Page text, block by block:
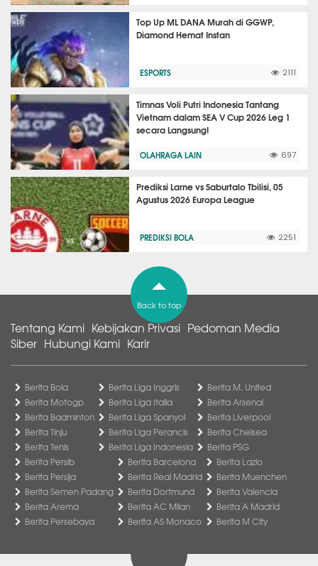
Top Up ML DANA Murah di GGWP,
Diamond Hemat Instan
ESPORTS 2111
Timnas Voli Putri Indonesia Tantang
Vietnam dalam SEA V Cup 2026 Leg 1
secara Langsung!
OLAHRAGA LAIN 697
Prediksi Larne vs Saburtalo Tbilisi, 05
Agustus 2026 Europa League
PREDIKSI BOLA 2251
Back to top
Tentang Kami Kebijakan Privasi Pedoman Media
Siber Hubungi Kami Karir
Berita Bola
Berita Motogp
Berita Badminton
Berita Tinju
Berita Tenis
Berita Liga Inggris
Berita Liga Italia
Berita Liga Spanyol
Berita Liga Perancis
Berita Liga Indonesia
Berita M. United
Berita Arsenal
Berita Liverpool
Berita Chelsea
Berita PSG
Berita Persib
Berita Persija
Berita Semen Padang
Berita Arema
Berita Persebaya
Berita Barcelona
Berita Real Madrid
Berita Dortmund
Berita AC Milan
Berita AS Monaco
Berita Lazio
Berita Muenchen
Berita Valencia
Berita A Madrid
Berita M City